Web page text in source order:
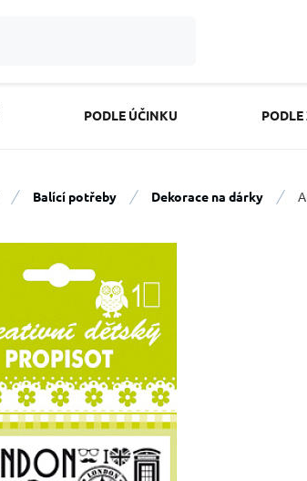
PODLE ÚČINKU
Balící potřeby Dekorace na dárky